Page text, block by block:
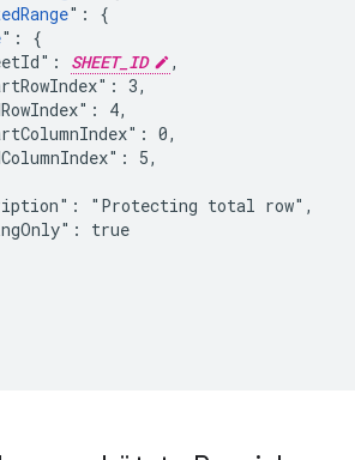
": {
": {
SHEET_ID
,
3,
4,
0,
5,
"Protecting total row",
true